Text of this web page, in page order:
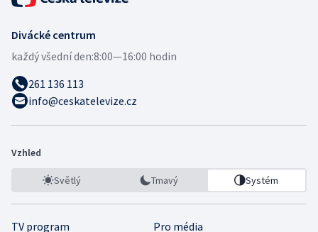
Divácké centrum
každý všední den:8:00—16:00 hodin
261 136 113
info@ceskatelevize.cz
Vzhled
Světlý Tmavý Systém
TV program Pro média